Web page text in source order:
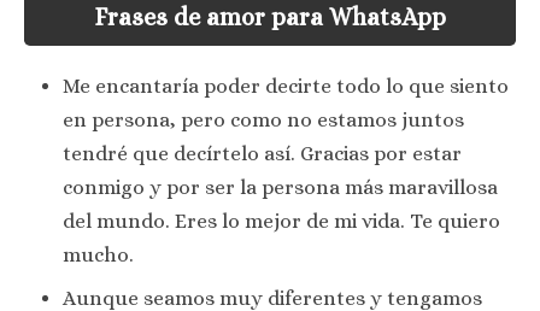
Frases de amor para WhatsApp
Me encantaría poder decirte todo lo que siento
en persona, pero como no estamos juntos
tendré que decírtelo así. Gracias por estar
conmigo y por ser la persona más maravillosa
del mundo. Eres lo mejor de mi vida. Te quiero
mucho.
Aunque seamos muy diferentes y tengamos